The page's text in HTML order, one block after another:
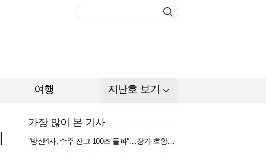
여행 지난호 보기
가장 많이 본 기사
"방산4사, 수주 잔고 100조 돌파"…장기 호황기 들어섰다[다시 나는 K방산①]